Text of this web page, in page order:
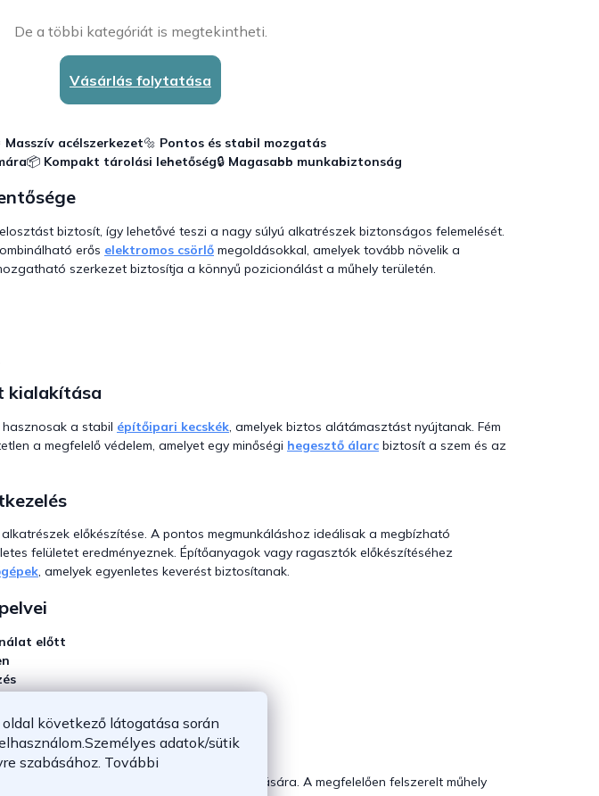
következő látogatása során
Személyes adatok/sütik
szabásához. További
De a többi kategóriát is megtekintheti.
Vásárlás folytatása
Masszív acélszerkezet🔩 Pontos és stabil mozgatás
📦 Kompakt tárolási lehetőség🔒 Magasabb munkabiztonság
biztosít, így lehetővé teszi a nagy súlyú alkatrészek biztonságos felemelését.
erős elektromos csörlő megoldásokkal, amelyek tovább növelik a
szerkezet biztosítja a könnyű pozicionálást a műhely területén.
kialakítása
a stabil építőipari kecskék , amelyek biztos alátámasztást nyújtanak. Fém
a megfelelő védelem, amelyet egy minőségi hegesztő álarc biztosít a szem és az
előkészítése. A pontos megmunkáláshoz ideálisak a megbízható
felületet eredményeznek. Építőanyagok vagy ragasztók előkészítéséhez
, amelyek egyenletes keverést biztosítanak.
előtt
minden műhelyben
megoldást kínál a nehéz tárgyak mozgatására. A megfelelően felszerelt műhely